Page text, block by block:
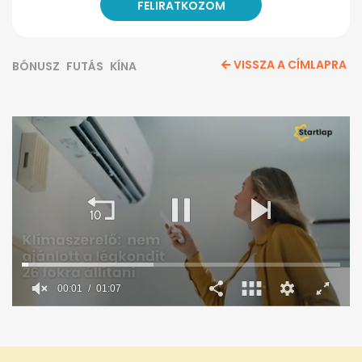
BÓNUSZ FUTÁS KÍNA VISSZA A CÍMLAPRA
1
00:02 01:07